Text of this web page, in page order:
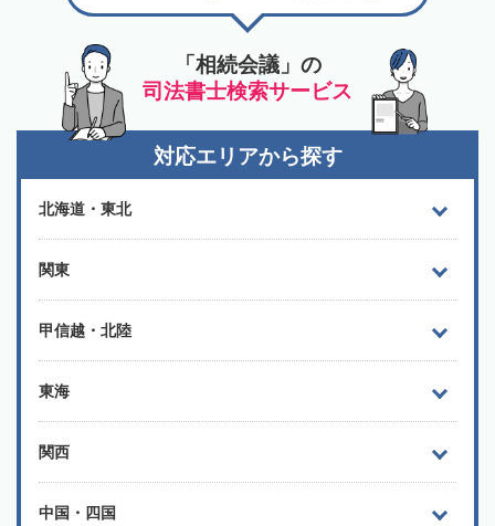
「相続会議」の
司法書士検索サービス
対応エリアから探す
北海道・東北
関東
甲信越・北陸
東海
関西
中国・四国